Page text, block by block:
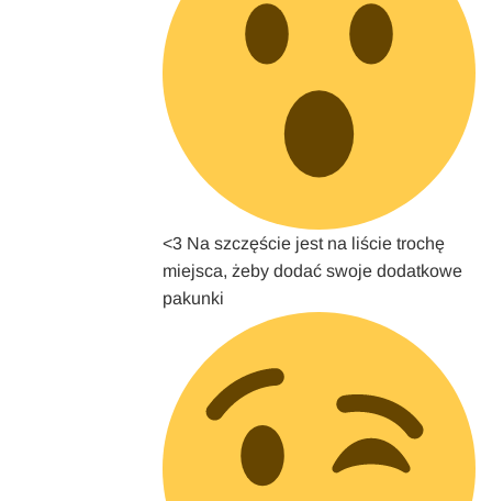
<3 Na szczęście jest na liście trochę
miejsca, żeby dodać swoje dodatkowe
pakunki